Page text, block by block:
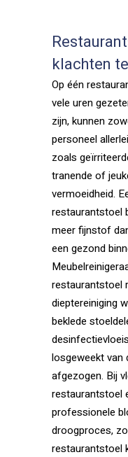
klachten
Op één
vele uren
zijn, kunnen
personeel
zoals
tranende of
vermoeidheid.
restaurantstoel
meer fijnstof
een gezond
restaurantstoel
dieptereiniging
beklede
losgeweekt van
afgezogen. Bij
restaurantstoel
professionele
droogproces,
restaurantstoel